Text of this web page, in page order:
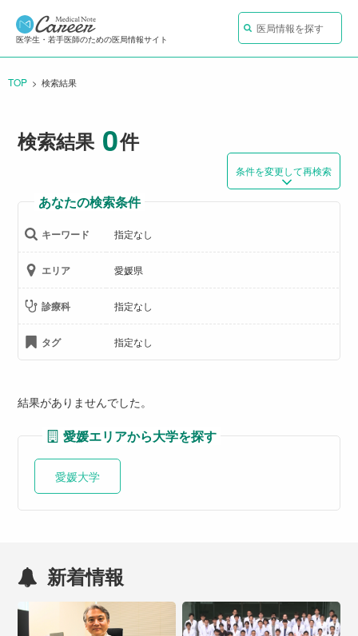
医学生・若手医師のための医局情報サイト
医局情報を探す
TOP CURRENT:
検索結果
検索結果 0件
条件を変更して再検索
あなたの検索条件
キーワード 指定なし
エリア 愛媛県
診療科 指定なし
タグ 指定なし
結果がありませんでした。
愛媛エリアから大学を探す
愛媛大学
新着情報